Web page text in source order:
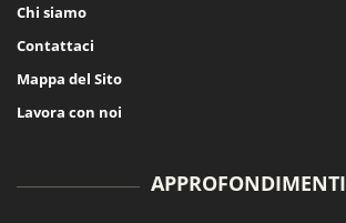
Chi siamo
Contattaci
Mappa del Sito
Lavora con noi
APPROFONDIMENTI